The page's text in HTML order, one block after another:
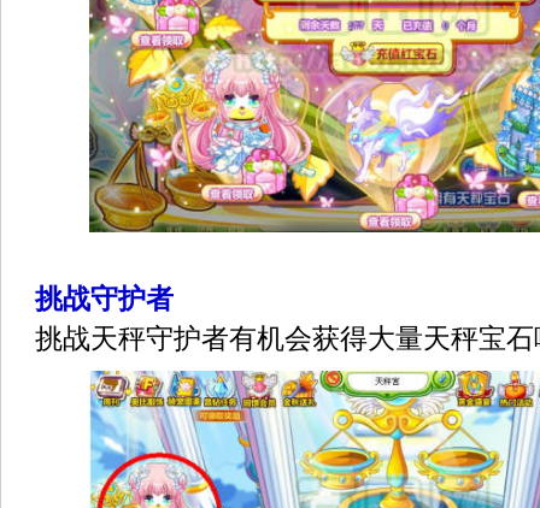
挑战守护者
挑战天秤守护者有机会获得大量天秤宝石